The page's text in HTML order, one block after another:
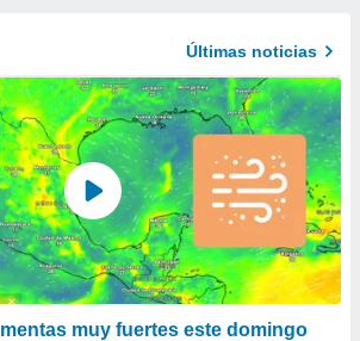
Últimas noticias
muy fuertes este domingo